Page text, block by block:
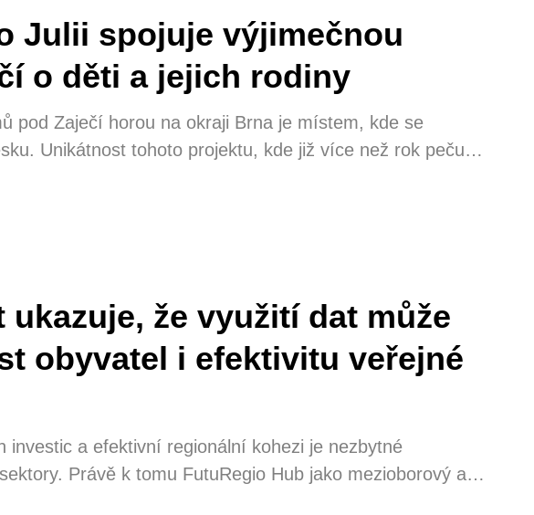
Julii spojuje výjimečnou
o děti a jejich rodiny
pod Zaječí horou na okraji Brna je místem, kde se
Unikátnost tohoto projektu, kde již více než rok pečují
letos v listopadu vyneslo ocenění České
že využití dat může
obyvatel i efektivitu veřejné
investic a efektivní regionální kohezi je nezbytné
Právě k tomu FutuRegio Hub jako mezioborový a